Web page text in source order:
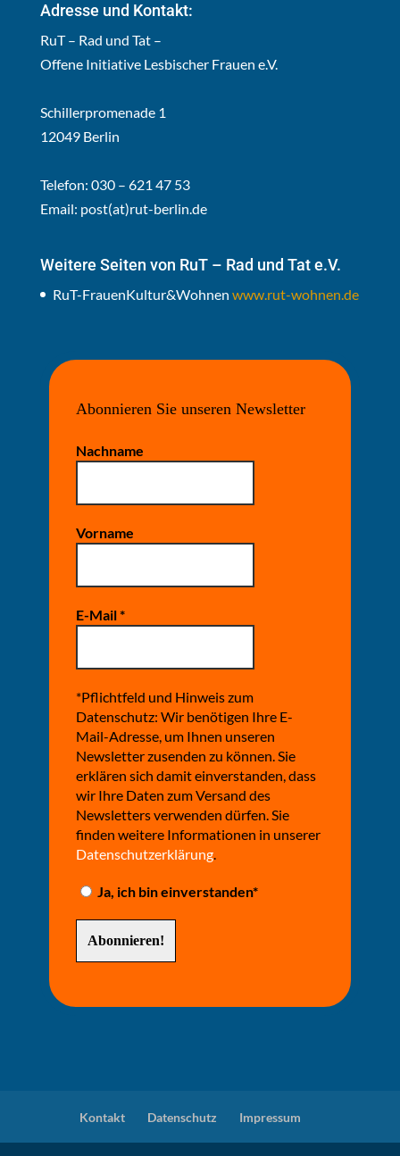
Adresse und Kontakt:
RuT – Rad und Tat –
Offene Initiative Lesbischer Frauen e.V.
Schillerpromenade 1
12049 Berlin
Telefon: 030 – 621 47 53
Email: post(at)rut-berlin.de
Weitere Seiten von RuT – Rad und Tat e.V.
RuT-FrauenKultur&Wohnen www.rut-wohnen.de
Abonnieren Sie unseren Newsletter
Nachname
Vorname
E-Mail*
*Pflichtfeld und Hinweis zum
Datenschutz: Wir benötigen Ihre E-
Mail-Adresse, um Ihnen unseren
Newsletter zusenden zu können. Sie
erklären sich damit einverstanden, dass
wir Ihre Daten zum Versand des
Newsletters verwenden dürfen. Sie
finden weitere Informationen in unserer
Datenschutzerklärung.
Ja, ich bin einverstanden*
Kontakt Datenschutz Impressum